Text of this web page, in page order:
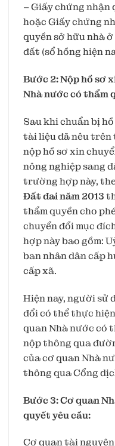
– Giấy chứng nhận
hoặc Giấy chứng
quyền sở hữu nhà
đất (sổ hồng hiện
Bước 2: Nộp hồ sơ
Nhà nước có thẩm
Sau khi chuẩn bị
tài liệu đã nêu trên
nộp hồ sơ xin
nông nghiệp sang
trường hợp này,
Đất đai năm 2013
thẩm quyền cho
chuyển đổi mục
hợp này bao gồm:
ban nhân dân cấp
cấp xã.
Hiện nay, người sử
đổi có thể thực
quan Nhà nước có
nộp thông qua
của cơ quan Nhà
thông qua Cổng
Bước 3: Cơ quan
quyết yêu cầu:
Cơ quan tài